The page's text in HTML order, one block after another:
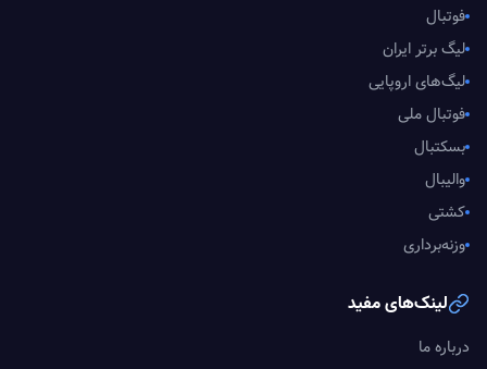
فوتبال
لیگ برتر ایران
لیگ‌های اروپایی
فوتبال ملی
بسکتبال
والیبال
کشتی
وزنه‌برداری
لینک‌های مفید
درباره ما